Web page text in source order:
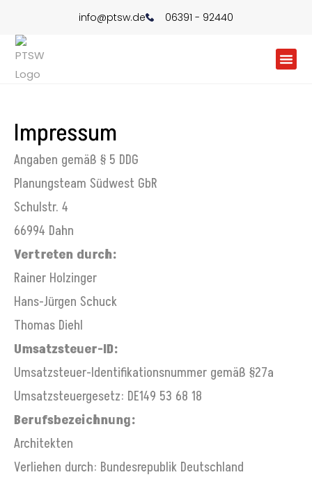
info@ptsw.de 06391 - 92440
Impressum
Angaben gemäß § 5 DDG
Planungsteam Südwest GbR
Schulstr. 4
66994 Dahn
Vertreten durch:
Rainer Holzinger
Hans-Jürgen Schuck
Thomas Diehl
Umsatzsteuer-ID:
Umsatzsteuer-Identifikationsnummer gemäß §27a
Umsatzsteuergesetz: DE149 53 68 18
Berufsbezeichnung:
Architekten
Verliehen durch: Bundesrepublik Deutschland